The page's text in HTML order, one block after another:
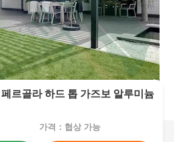
르골라 하드 톱 가즈보 알루미늄
가격：협상 가능